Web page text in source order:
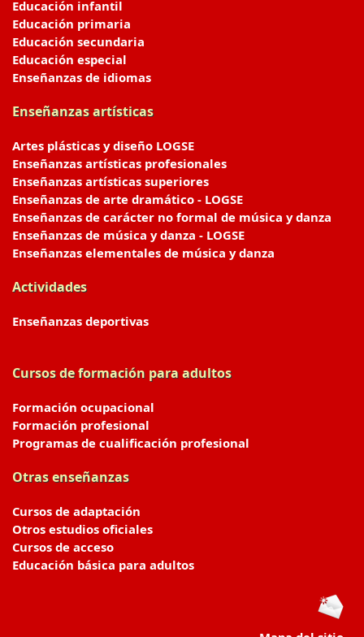
Educación infantil
Educación primaria
Educación secundaria
Educación especial
Enseñanzas de idiomas
Enseñanzas artísticas
Artes plásticas y diseño LOGSE
Enseñanzas artísticas profesionales
Enseñanzas artísticas superiores
Enseñanzas de arte dramático - LOGSE
Enseñanzas de carácter no formal de música y danza
Enseñanzas de música y danza - LOGSE
Enseñanzas elementales de música y danza
Actividades
Enseñanzas deportivas
Cursos de formación para adultos
Formación ocupacional
Formación profesional
Programas de cualificación profesional
Otras enseñanzas
Cursos de adaptación
Otros estudios oficiales
Cursos de acceso
Educación básica para adultos